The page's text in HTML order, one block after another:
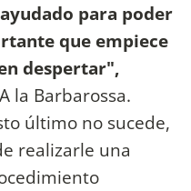
para poder
que empiece
despertar",
la Barbarossa.
último no sucede,
realizarle una